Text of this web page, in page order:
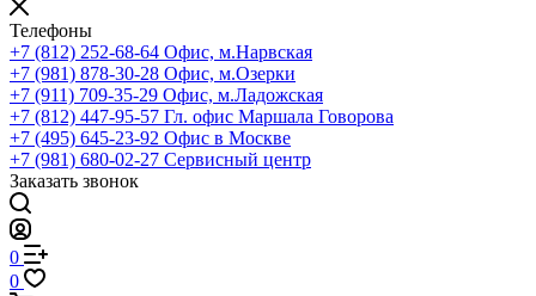
Телефоны
+7 (812) 252-68-64 Офис, м.Нарвская
+7 (981) 878-30-28 Офис, м.Озерки
+7 (911) 709-35-29 Офис, м.Ладожская
+7 (812) 447-95-57 Гл. офис Маршала Говорова
+7 (495) 645-23-92 Офис в Москве
+7 (981) 680-02-27 Сервисный центр
Заказать звонок
0
0